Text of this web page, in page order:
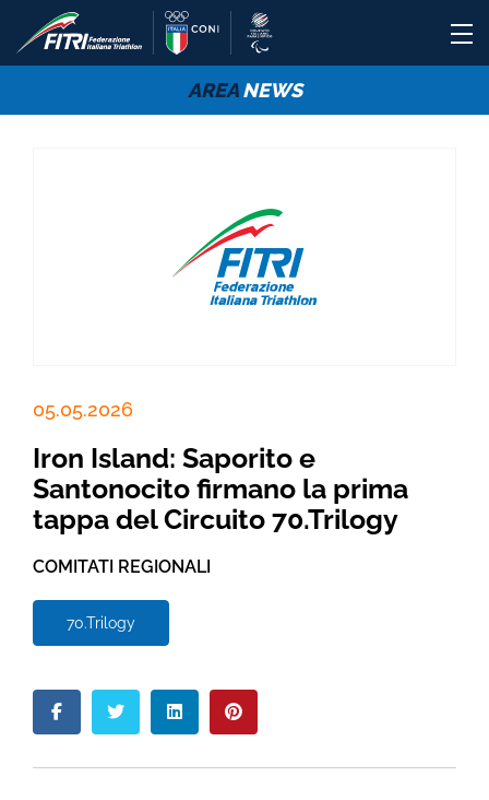
AREANEWS
05.05.2026
Iron Island: Saporito e
Santonocito firmano la prima
tappa del Circuito 70.Trilogy
COMITATI REGIONALI
70.Trilogy